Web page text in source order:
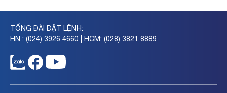
TỔNG ĐÀI ĐẶT LỆNH:
HN : (024) 3926 4660 | HCM: (028) 3821 8889